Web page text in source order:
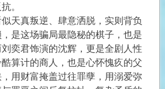
。
天真叛逆、肆意洒脱，实则背负
是这场骗局最隐秘的棋子，也是
奕君饰演的沈辉，更是全剧人性
算计的商人，也是心怀愧疚的父
用财富掩盖过往罪孽，用溺爱弥